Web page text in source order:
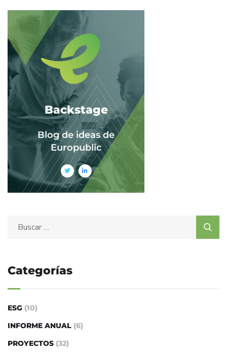
Backstage
Blog de ideas de
Europublic
Categorías
ESG (10)
INFORME ANUAL (6)
PROYECTOS (32)